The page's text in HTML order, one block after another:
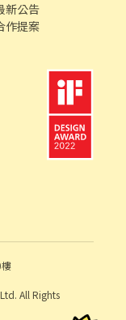
新公告
作提案
All Rights